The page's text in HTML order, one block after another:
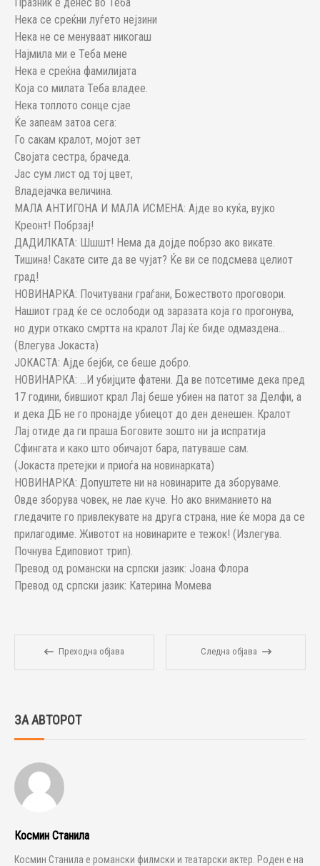
Нека се среќни луѓето нејзини
Нека не се менуваат никогаш
Најмила ми е Теба мене
Нека е среќна фамилијата
Која со милата Теба владее.
Нека топлото сонце сјае
Ќе запеам затоа сега:
Го сакам кралот, мојот зет
Својата сестра, брачеда.
Јас сум лист од тој цвет,
Владејачка величина.
МАЛА АНТИГОНА И МАЛА ИСМЕНА: Ајде во куќа, вујко
Креонт! Побрзај!
ДАДИЛКАТА: Шшшт! Нема да дојде побрзо ако викате.
Тишина! Сакате сите да ве чујат? Ќе ви се подсмева целиот
град!
НОВИНАРКА: Почитувани граѓани, Божеството проговори.
Нашиот град ќе се ослободи од заразата која го прогонува,
но дури откако смртта на кралот Лај ќе биде одмаздена…
(Влегува Јокаста)
ЈОКАСТА: Ајде бејби, се беше добро.
НОВИНАРКА: …И убијците фатени. Да ве потсетиме дека пред
17 години, бившиот крал Лај беше убиен на патот за Делфи, а
и дека ДБ не го пронајде убиецот до ден денешен. Кралот
Лај отиде да ги праша Боговите зошто ни ја испратија
Сфингата и како што обичајот бара, патуваше сам.
(Јокаста претејки и приоѓа на новинарката)
НОВИНАРКА: Допуштете ни на новинарите да зборуваме.
Овде зборува човек, не лае куче. Но ако вниманието на
гледачите го привлекувате на друга страна, ние ќе мора да се
прилагодиме. Животот на новинарите е тежок! (Излегува.
Почнува Едиповиот трип).
Превод од романски на српски јазик: Јоана Флора
Превод од српски јазик: Катерина Момева
Преходна објава Следна објава
ЗА АВТОРОТ
Космин Станила
Космин Станила е романски филмски и театарски актер. Роден е на